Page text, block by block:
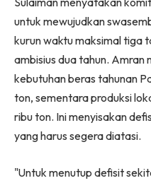
untuk mewujudkan
kurun waktu maksimal tiga
ambisius dua tahun.
kebutuhan beras tahunan
ton, sementara produksi
ribu ton. Ini menyisakan
yang harus segera diatasi.
"Untuk menutup defisit